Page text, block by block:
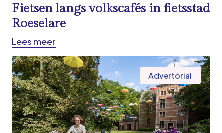
Fietsen langs volkscafés in fietsstad
Roeselare
Lees meer
Advertorial